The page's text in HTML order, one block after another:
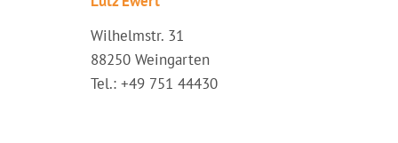
Wilhelmstr. 31
88250 Weingarten
Tel.: +49 751 44430